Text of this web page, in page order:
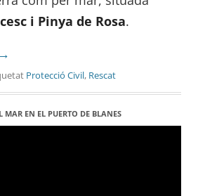
i Pinya de Rosa.
→
Protecció Civil, Rescat
MAR EN EL PUERTO DE BLANES